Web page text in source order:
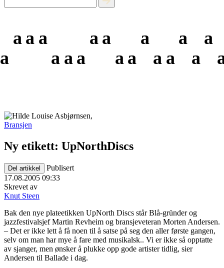
a
a a a
a
Bransjen
Ny etikett: UpNorthDiscs
Del artikkel
Publisert
17.08.2005 09:33
Skrevet av
Knut Steen
Bak den nye plateetikken UpNorth Discs står Blå-gründer og
jazzfestivalsjef Martin Revheim og bransjeveteran Morten Andersen.
– Det er ikke lett å få noen til å satse på seg den aller første gangen,
selv om man har mye å fare med musikalsk.. Vi er ikke så opptatte
av sjanger, men ønsker å plukke opp gode artister tidlig, sier
Andersen til Ballade i dag.